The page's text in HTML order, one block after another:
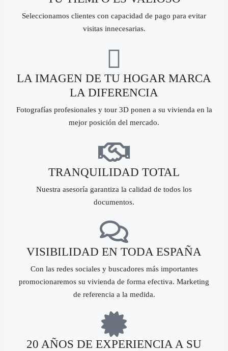
Seleccionamos clientes con capacidad de pago para evitar
visitas innecesarias.
LA IMAGEN DE TU HOGAR MARCA
LA DIFERENCIA
Fotografías profesionales y tour 3D ponen a su vivienda en la
mejor posición del mercado.
TRANQUILIDAD TOTAL
Nuestra asesoría garantiza la calidad de todos los
documentos.
VISIBILIDAD EN TODA ESPAÑA
Con las redes sociales y buscadores más importantes
promocionaremos su vivienda de forma efectiva. Marketing
de referencia a la medida.
20 AÑOS DE EXPERIENCIA A SU